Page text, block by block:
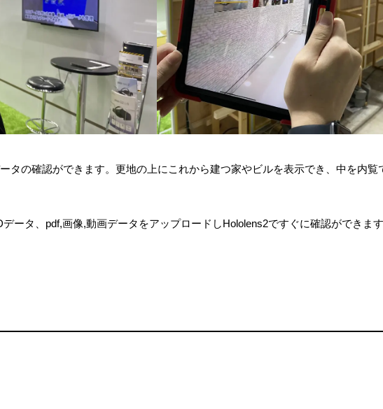
タの確認ができます。更地の上にこれから建つ家やビルを表示でき、中を内覧
ータ、pdf,画像,動画データをアップロードしHololens2ですぐに確認ができま